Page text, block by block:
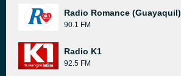
Radio Romance (Guayaquil)
90.1 FM
Radio K1
92.5 FM